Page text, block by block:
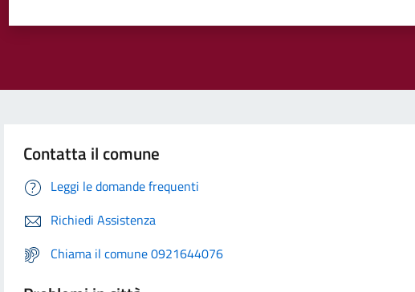
Contatta il comune
Leggi le domande frequenti
Richiedi Assistenza
Chiama il comune 0921644076